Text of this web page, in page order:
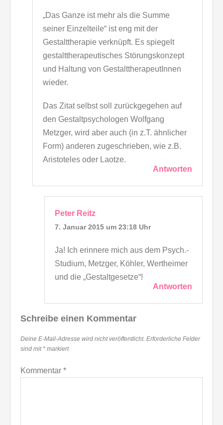
„Das Ganze ist mehr als die Summe
seiner Einzelteile“ ist eng mit der
Gestalttherapie verknüpft. Es spiegelt
gestalttherapeutisches Störungskonzept
und Haltung von GestalttherapeutInnen
wieder.
Das Zitat selbst soll zurückgegehen auf
den Gestaltpsychologen Wolfgang
Metzger, wird aber auch (in z.T. ähnlicher
Form) anderen zugeschrieben, wie z.B.
Aristoteles oder Laotze.
Antworten
Peter Reitz
7. Januar 2015 um 23:18 Uhr
Ja! Ich erinnere mich aus dem Psych.-
Studium, Metzger, Köhler, Wertheimer
und die „Gestaltgesetze“!
Antworten
Schreibe einen Kommentar
Deine E-Mail-Adresse wird nicht veröffentlicht. Erforderliche Felder
sind mit * markiert
Kommentar *